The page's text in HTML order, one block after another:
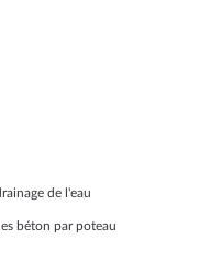
de l'eau
béton par poteau